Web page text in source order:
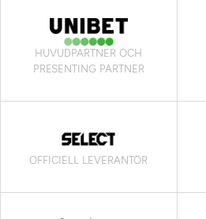
HUVUDPARTNER OCH
PRESENTING PARTNER
OFFICIELL LEVERANTÖR